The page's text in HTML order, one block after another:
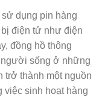
dụng pin hàng
điện tử như điện
đồng hồ thông
sống ở những
trở thành một nguồn
việc sinh hoạt hàng